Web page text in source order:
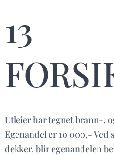
13
Utleier har tegnet brann-,
Egenandel er 10 000,-
dekker, blir egenandelen